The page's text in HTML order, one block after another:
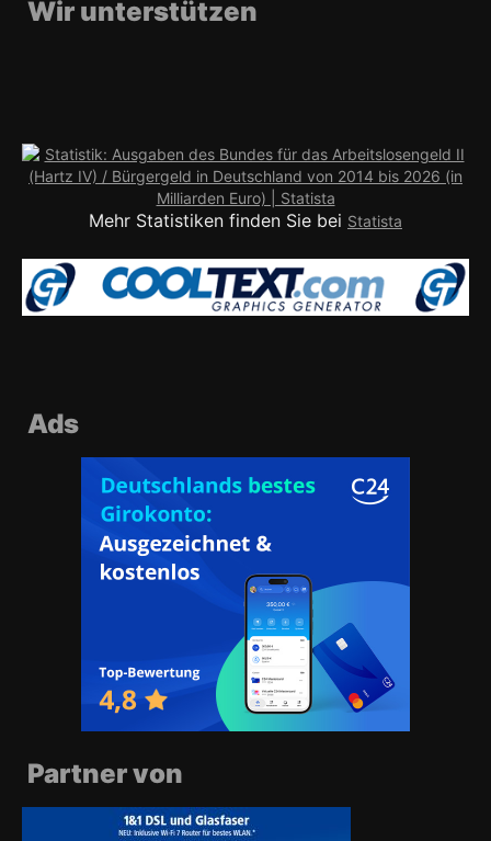
Wir unterstützen
Mehr Statistiken finden Sie bei Statista
Ads
Partner von